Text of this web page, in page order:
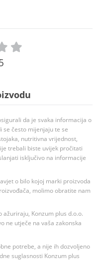
da je svaka informacija o
često mijenjaju te se
nutritivna vrijednost,
trebali biste uvijek pročitati
isključivo na informacije
o bilo kojoj marki proizvoda
molimo obratite nam
Konzum plus d.o.o.
ne utječe na vaša zakonska
potrebe, a nije ih dozvoljeno
suglasnosti Konzum plus